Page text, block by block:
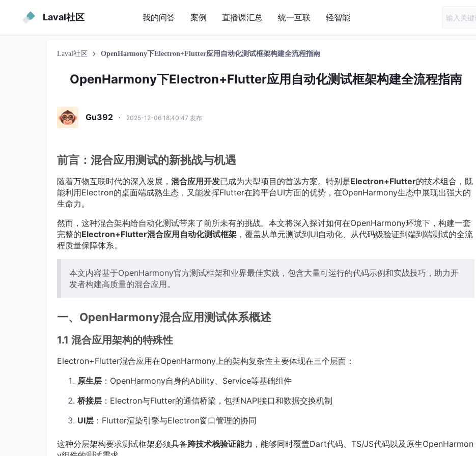
Laval社区 我的问答 案例 直播课汇总 统一互联 轻智能
Laval社区 OpenHarmony下Electron+Flutter应用自动化测试框架构建全流程指南
OpenHarmony下Electron+Flutter应用自动化测试框架构建全流程指南
Gu392 · 2025-12-06 18:40:47 发布
前言：混合应用测试的新挑战与机遇
随着万物互联时代的深入发展， 混合应用开发已成为大型项目的首选方案。特别是Electron+Flutter的技术组合，既
能利用Electron的桌面端成熟生态，又能发挥Flutter在跨平台UI方面的优势，在OpenHarmony生态中展现出强大的
生命力。
然而，这种混合架构给自动化测试带来了前所未有的挑战。本文将深入探讨如何在OpenHarmony环境下，构建一套
完整的Electron+Flutter混合应用自动化测试框架 ，覆盖从单元测试到UI自动化、从代码级验证到端到端测试的全流
程质量保障体系。
本文内容基于OpenHarmony官方测试框架和业界最佳实践，包含大量可运行的代码示例和实战技巧，助力开
发者构建高质量的混合应用。
一、OpenHarmony混合应用测试体系概述
1.1 混合应用架构的特殊性
Electron+Flutter混合应用在OpenHarmony上的架构复杂性主要体现在三个层面：
原生层 ：OpenHarmony自身的Ability、Service等基础组件
桥接层 ：Electron与Flutter的通信桥梁，包括NAPI接口和数据交换机制
UI层 ：Flutter渲染引擎与Electron窗口管理的协同
这种分层架构要求测试框架必须具备跨技术栈验证能力 ，能够同时覆盖Dart代码、TS/JS代码以及原生OpenHarmon